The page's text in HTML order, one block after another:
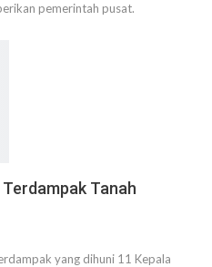
pemerintah pusat.
Tanah
yang dihuni 11 Kepala